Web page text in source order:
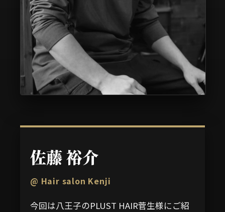
佐藤 裕介
@ Hair salon Kenji
今回は八王子のPLUST HAIR菅生様にご紹